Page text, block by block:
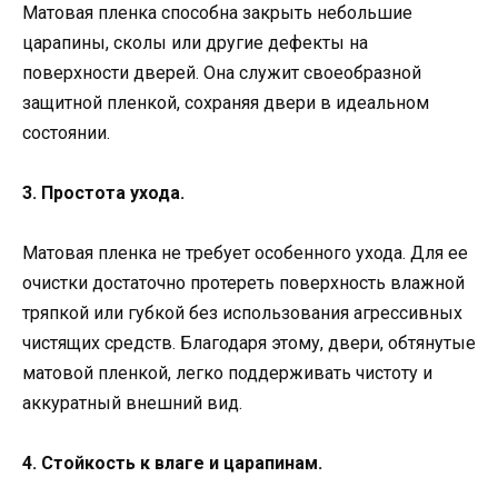
Матовая пленка способна закрыть небольшие
царапины, сколы или другие дефекты на
поверхности дверей. Она служит своеобразной
защитной пленкой, сохраняя двери в идеальном
состоянии.
3. Простота ухода.
Матовая пленка не требует особенного ухода. Для ее
очистки достаточно протереть поверхность влажной
тряпкой или губкой без использования агрессивных
чистящих средств. Благодаря этому, двери, обтянутые
матовой пленкой, легко поддерживать чистоту и
аккуратный внешний вид.
4. Стойкость к влаге и царапинам.